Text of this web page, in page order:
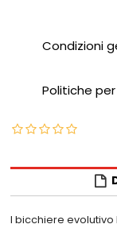
Condizioni
Politiche
l bicchiere